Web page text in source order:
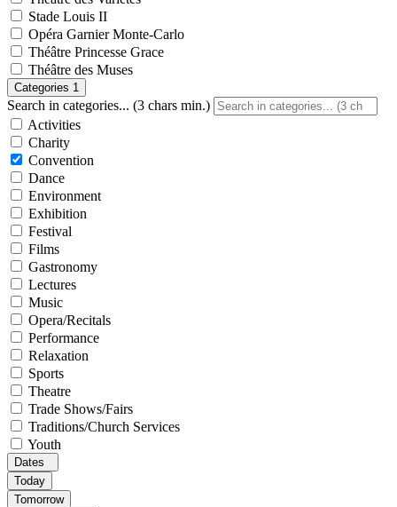
Stade Louis II
Opéra Garnier Monte-Carlo
Théâtre Princesse Grace
Théâtre des Muses
Categories 1
Search in categories... (3 chars min.)
Activities
Charity
Convention
Dance
Environment
Exhibition
Festival
Films
Gastronomy
Lectures
Music
Opera/Recitals
Performance
Relaxation
Sports
Theatre
Trade Shows/Fairs
Traditions/Church Services
Youth
Dates
Today
Tomorrow